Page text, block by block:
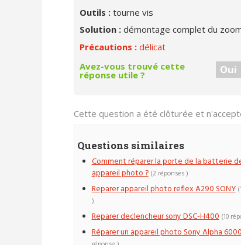
Outils : tourne vis
Solution : démontage complet du
Précautions : délicat
Avez-vous trouvé cette
réponse utile ? Oui
Cette question a été clôturée et
Questions similaires
Comment réparer la porte de la batterie
appareil photo ? (2 réponses )
Reparer appareil photo reflex A290 SONY
)
Reparer declencheur sony DSC-H400 (10
Réparer un appareil photo Sony Alpha